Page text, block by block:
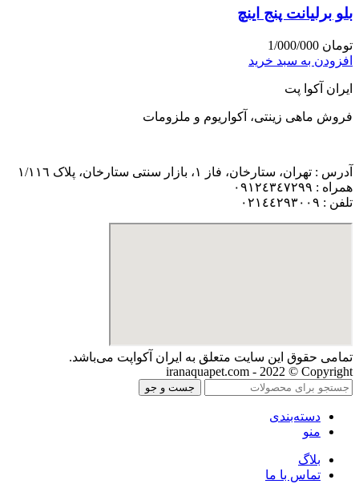
بلو برلیانت پنج اینچ
تومان
افزودن به سبد خرید
ایران آکوا پت
فروش ماهی زینتی، آکواریوم و ملزومات
آدرس : تهران، ستارخان، فاز ١، بازار سنتی ستارخان، پلاک ١/١١٦
همراه : ٠٩١٢٤٣٤٧٢٩٩
تلفن : ٠٢١٤٤٢٩٣٠٠٩
تمامی حقوق اين سايت متعلق به ایران آکواپت می‌باشد.
iranaquapet.com - 2022 © Copyright
جست و جو
دسته‌بندی
منو
بلاگ
تماس با ما